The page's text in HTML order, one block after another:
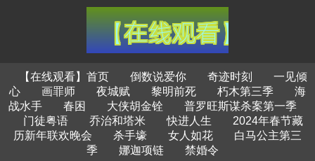
【在线观看】首页 倒数说爱你 奇迹时刻
一见倾
心
画罪师 夜城赋 黎明前死 朽木第三季
海
战水手
春困 大侠胡金铨
普罗旺斯谋杀案第一季
门徒粤语
乔治和塔米 快进人生
2024年春节藏
历新年联欢晚会
杀手壕 女人如花
白马公主第三
季
娜迦项链 禁婚令